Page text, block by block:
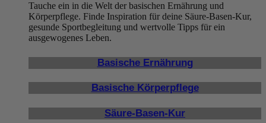
Tauche ein in die Welt der basischen Ernährung und
Körperpflege. Finde Inspiration für deine Säure-Basen-Kur,
gesunde Sportbegleitung und wertvolle Tipps für ein
ausgewogenes Leben.
Basische Ernährung
Basische Körperpflege
Säure-Basen-Kur